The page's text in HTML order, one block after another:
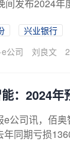
间发布2024年
兴业银行
公司
刘良文
：2024
e公司讯，佰
年同期亏损